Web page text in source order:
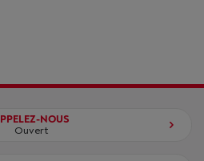
NOUS
Ouvert